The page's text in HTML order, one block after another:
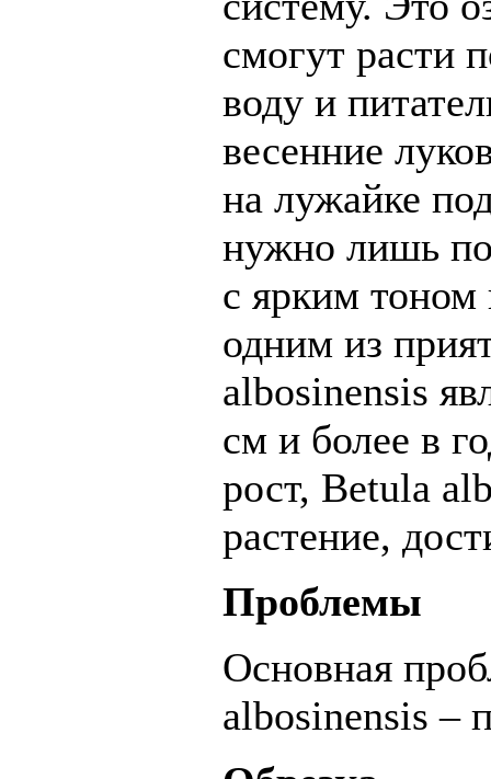
смогут расти
воду и
весенние
на лужайке
нужно лишь
с ярким
одним из
albosinensis
см и более в
рост, Betula
растение,
Проблемы
Основная
albosinensis –